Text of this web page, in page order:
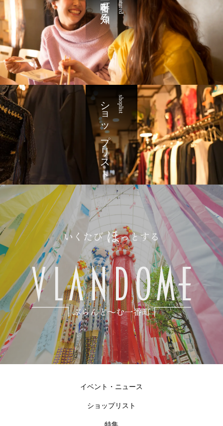
featured
一番町を知る
shoplist
ショップリスト
イベント・ニュース
ショップリスト